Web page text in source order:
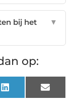
bij het
▼
op:
LinkedIn Email